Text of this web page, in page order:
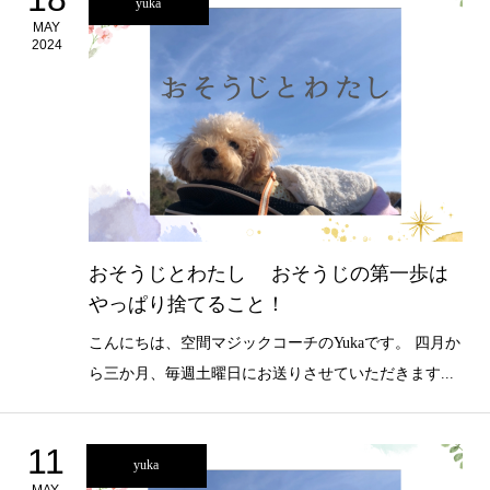
MAY
2024
おそうじとわたし おそうじの第一歩は
やっぱり捨てること！
こんにちは、空間マジックコーチのYukaです。 四月か
ら三か月、毎週土曜日にお送りさせていただきます...
11 yuka